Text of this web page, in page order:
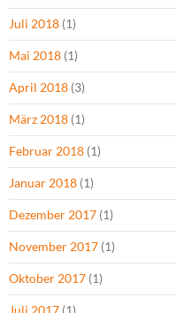
Juli 2018 (1)
Mai 2018 (1)
April 2018 (3)
März 2018 (1)
Februar 2018 (1)
Januar 2018 (1)
Dezember 2017 (1)
November 2017 (1)
Oktober 2017 (1)
Juli 2017 (1)